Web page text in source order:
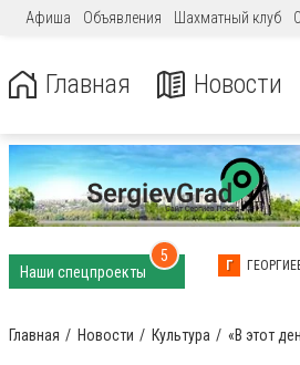
Афиша Объявления Шахматный клуб
Главная Новости
Наши спецпроекты
5
Г
Главная Новости Культура «В этот